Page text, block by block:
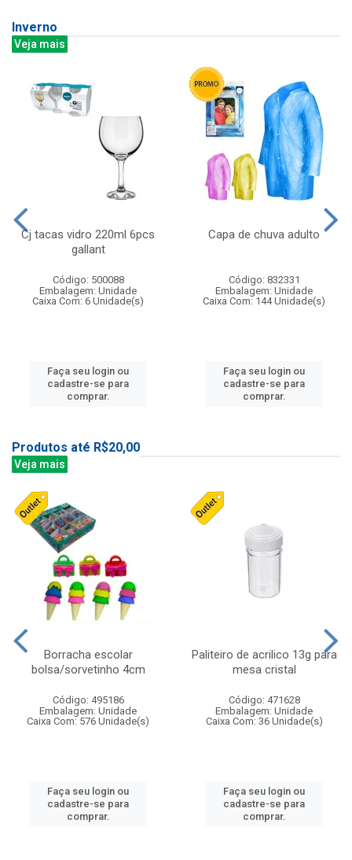
Inverno
Veja mais
Cj tacas vidro 220ml 6pcs
gallant
Código: 500088
Embalagem: Unidade
Caixa Com: 6 Unidade(s)
Faça seu login ou
cadastre-se para
comprar.
Capa de chuva adulto
Código: 832331
Embalagem: Unidade
Caixa Com: 144 Unidade(s)
Faça seu login ou
cadastre-se para
comprar.
Produtos até R$20,00
Veja mais
Borracha escolar
bolsa/sorvetinho 4cm
Código: 495186
Embalagem: Unidade
Caixa Com: 576 Unidade(s)
Faça seu login ou
cadastre-se para
comprar.
Paliteiro de acrilico 13g para
mesa cristal
Código: 471628
Embalagem: Unidade
Caixa Com: 36 Unidade(s)
Faça seu login ou
cadastre-se para
comprar.